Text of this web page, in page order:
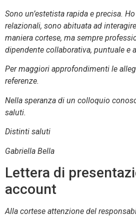
Sono un’estetista rapida e precisa.
relazionali, sono abituata ad
maniera cortese, ma sempre
dipendente collaborativa, puntuale e
Per maggiori approfondimenti le
referenze.
Nella speranza di un colloquio
saluti.
Distinti saluti
Gabriella Bella
Lettera di
account
Alla cortese attenzione del